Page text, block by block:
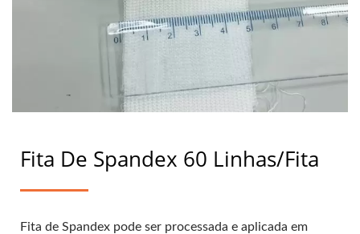
Fita De Spandex 60 Linhas/fita
Fita de Spandex pode ser processada e aplicada em